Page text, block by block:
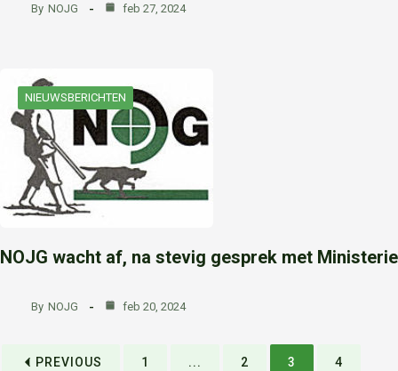
By NOJG feb 27, 2024
NIEUWSBERICHTEN
NOJG wacht af, na stevig gesprek met Ministerie
By NOJG feb 20, 2024
PREVIOUS 1 ... 2 3 4